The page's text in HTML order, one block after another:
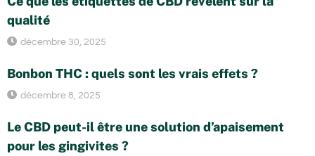
qualité
décembre 30, 2025
Bonbon THC : quels sont les vrais effets ?
décembre 8, 2025
Le CBD peut-il être une solution d’apaisement
pour les gingivites ?